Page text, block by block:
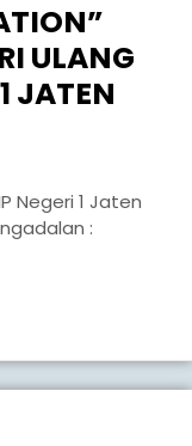
ULANG
JATEN
: